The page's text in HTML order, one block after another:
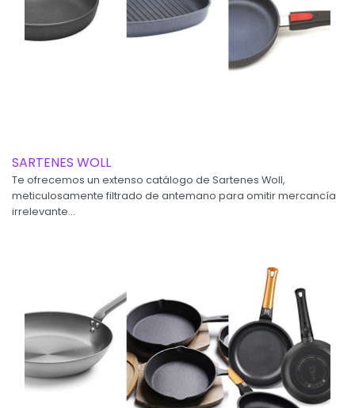
SARTENES WOLL
Te ofrecemos un extenso catálogo de Sartenes Woll,
meticulosamente filtrado de antemano para omitir mercancía
irrelevante...